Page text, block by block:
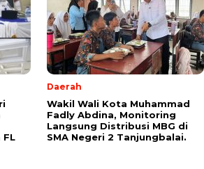
FL
Daerah
Wakil Wali Kota Muhammad
Fadly Abdina, Monitoring
Langsung Distribusi MBG di
SMA Negeri 2 Tanjungbalai.